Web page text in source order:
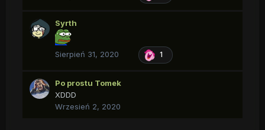
Syrth
Sierpień 31, 2020 1
Po prostu Tomek
XDDD
Wrzesień 2, 2020